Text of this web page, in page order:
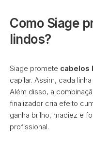
Como Siage
lindos?
Siage promete cabelos
capilar. Assim, cada
Além disso, a
finalizador cria efeito
ganha brilho, maciez e
profissional.